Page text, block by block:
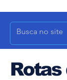
Rotas